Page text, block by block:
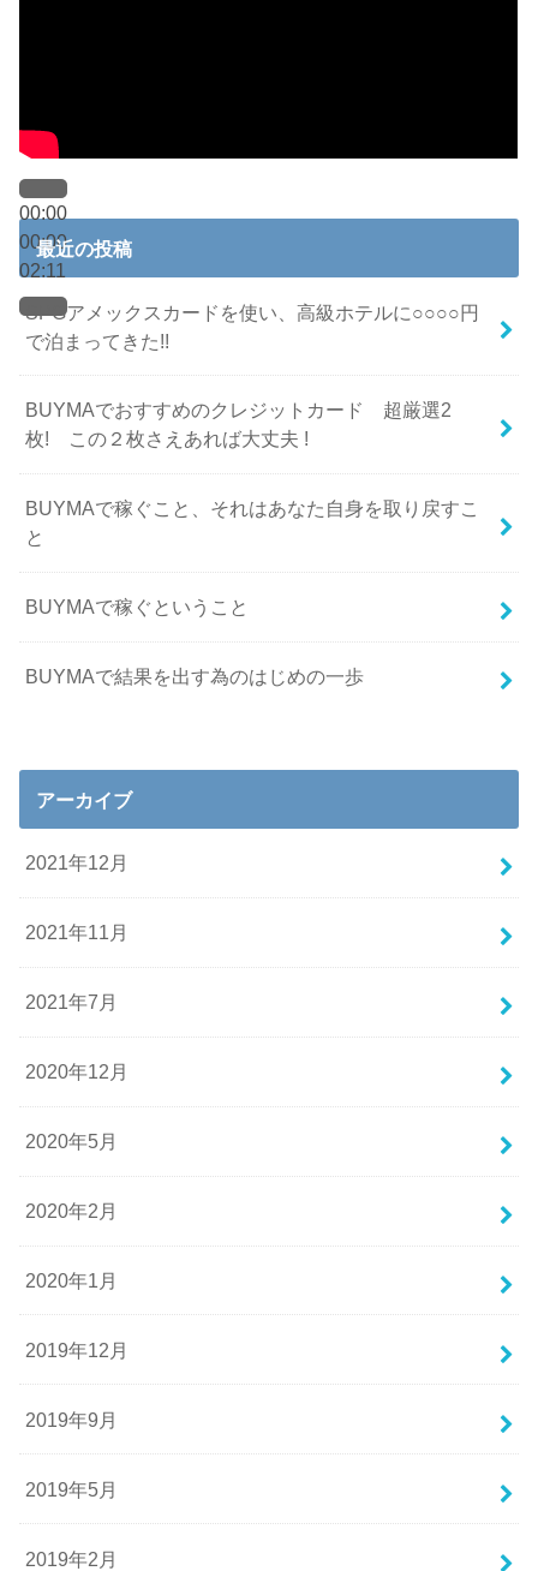
00:00
00:00
02:11
最近の投稿
SPGアメックスカードを使い、高級ホテルに○○○○円
で泊まってきた!!
BUYMAでおすすめのクレジットカード 超厳選2
枚! この２枚さえあれば大丈夫 !
BUYMAで稼ぐこと、それはあなた自身を取り戻すこ
と
BUYMAで稼ぐということ
BUYMAで結果を出す為のはじめの一歩
アーカイブ
2021年12月
2021年11月
2021年7月
2020年12月
2020年5月
2020年2月
2020年1月
2019年12月
2019年9月
2019年5月
2019年2月